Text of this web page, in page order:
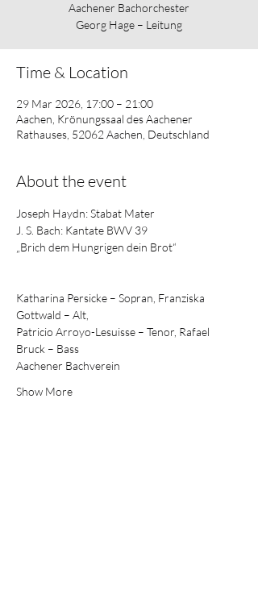
Aachener Bachorchester
Time & Location
29 Mar 2026, 17:00 – 21:00
Aachen, Krönungssaal des Aachener
Rathauses, 52062 Aachen, Deutschland
About the event
Joseph Haydn: Stabat Mater
J. S. Bach: Kantate BWV 39
„Brich dem Hungrigen dein Brot“
Katharina Persicke – Sopran, Franziska
Gottwald – Alt,
Patricio Arroyo-Lesuisse – Tenor, Rafael
Bruck – Bass
Aachener Bachverein
Show More